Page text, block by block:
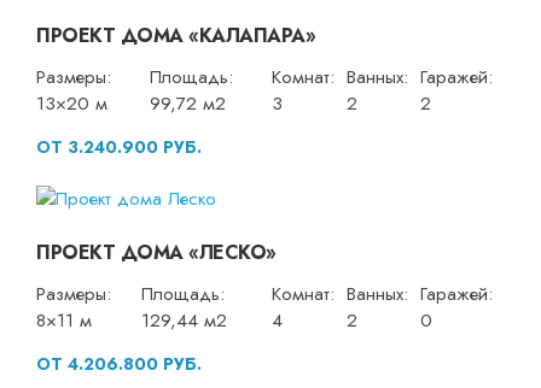
ПРОЕКТ ДОМА «КАЛАПАРА»
Размеры:
13×20 м
Площадь:
99,72 м2
Комнат:
3
Ванных:
2
Гаражей:
2
ОТ 3.240.900 РУБ.
ПРОЕКТ ДОМА «ЛЕСКО»
Размеры:
8×11 м
Площадь:
129,44 м2
Комнат:
4
Ванных:
2
Гаражей:
0
ОТ 4.206.800 РУБ.